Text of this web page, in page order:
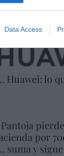
Data Access
Huawei: lo
por
suma y sigue